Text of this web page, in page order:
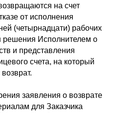
на счет
от исполнения
(четырнадцати) рабочих
решения Исполнителем о
и представления
счета, на который
заявления о возврате
для Заказчика